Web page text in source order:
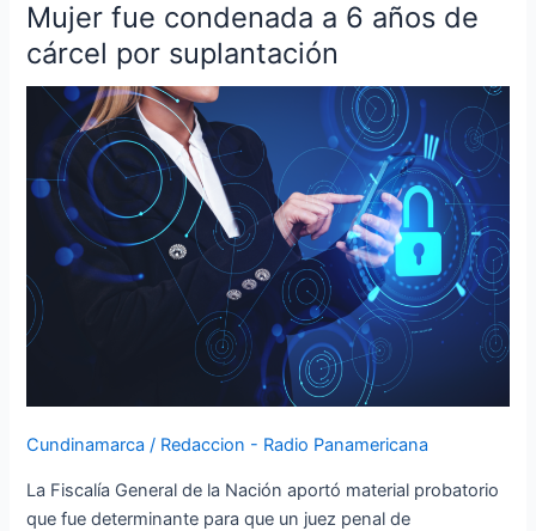
Mujer fue condenada a 6 años de
cárcel por suplantación
Cundinamarca / Redaccion - Radio Panamericana
La Fiscalía General de la Nación aportó material probatorio
que fue determinante para que un juez penal de
Mujer
fue
condenada
años
de
cárcel
suplantación